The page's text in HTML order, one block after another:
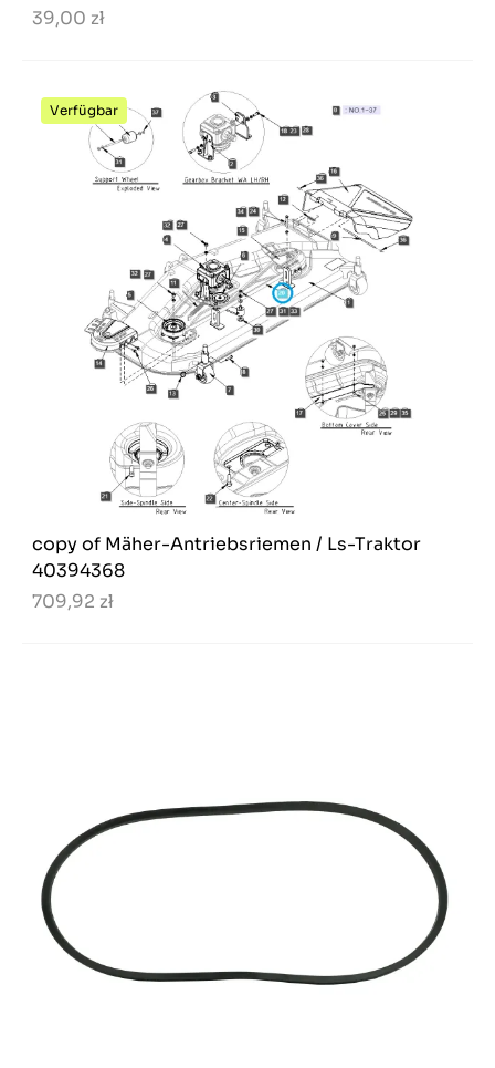
39,00 zł
Verfügbar
copy of Mäher-Antriebsriemen / Ls-Traktor
40394368
709,92 zł